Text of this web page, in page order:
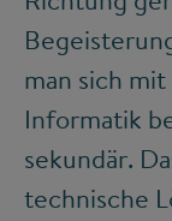
man sich
Informatik
sekundär.
technische